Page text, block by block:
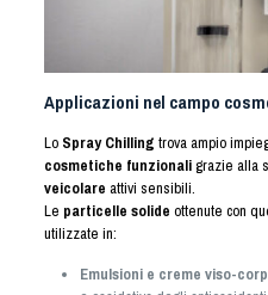
Applicazioni nel campo
Lo Spray Chilling trova ampio
cosmetiche funzionaligrazie alla
veicolare attivi sensibili.
Le particelle solide ottenute con
utilizzate in:
Emulsioni e creme viso-